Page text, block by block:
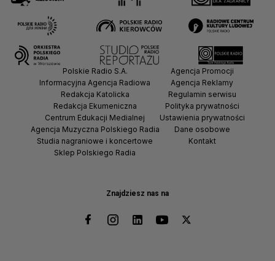
Znajdziesz nas na
Polskie Radio S.A.
Informacyjna Agencja Radiowa
Redakcja Katolicka
Redakcja Ekumeniczna
Centrum Edukacji Medialnej
Agencja Muzyczna Polskiego Radia
Studia nagraniowe i koncertowe
Sklep Polskiego Radia
Agencja Promocji
Agencja Reklamy
Regulamin serwisu
Polityka prywatności
Ustawienia prywatności
Dane osobowe
Kontakt